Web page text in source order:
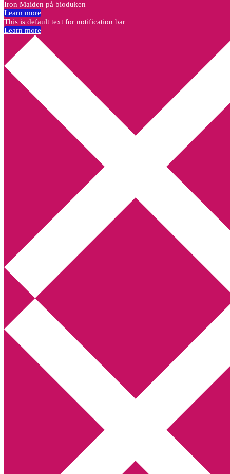
Annikas litteratur- och kulturblogg
Deckare, kriminalromaner, thrillers
Hem
Boktolva
Författarfemman
Kontakt
Webbshop Amazon
Utskriftscentralen
Min tv-blogg
Iron Maiden på bioduken
Learn more
This is default text for notification bar
Learn more